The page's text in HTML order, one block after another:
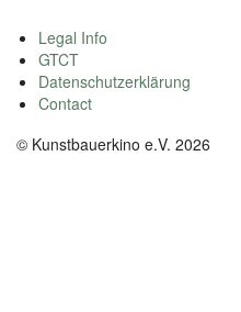
Legal Info
GTCT
Datenschutzerklärung
Contact
© Kunstbauerkino e.V. 2026